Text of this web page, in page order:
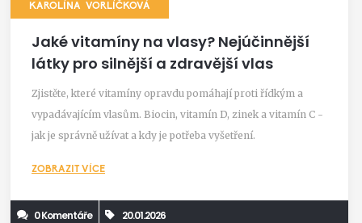
KAROLÍNA VORLÍČKOVÁ
Jaké vitamíny na vlasy? Nejúčinnější
látky pro silnější a zdravější vlas
Zjistěte, které vitamíny opravdu pomáhají proti řídkým a
vypadávajícím vlasům. Biocin, vitamín D, zinek a vitamín C -
jak je správně užívat a kdy je potřeba vyšetření.
ZOBRAZIT VÍCE
0 Komentáře 20.01.2026